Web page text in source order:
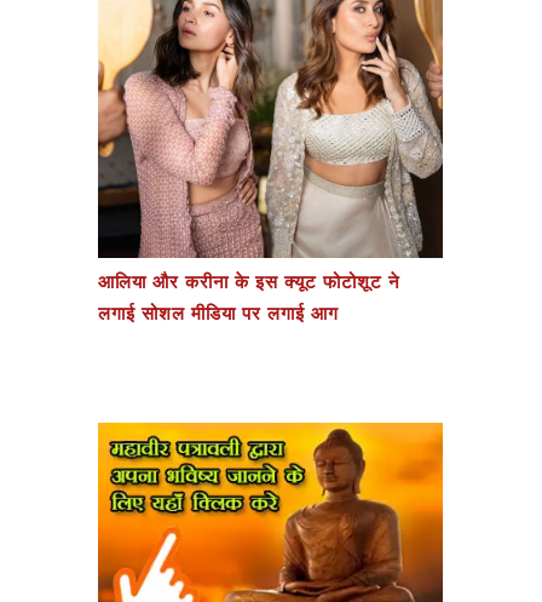
आलिया और करीना के इस क्यूट फोटोशूट ने
लगाई सोशल मीडिया पर लगाई आग